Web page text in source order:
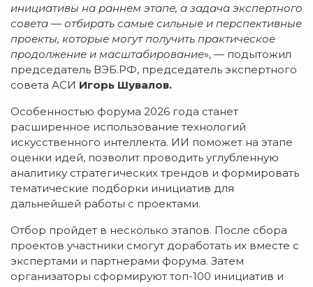
инициативы на раннем этапе, а задача экспертного
совета — отбирать самые сильные и перспективные
проекты, которые могут получить практическое
продолжение и масштабирование», — подытожил
председатель ВЭБ.РФ, председатель экспертного
совета АСИ Игорь Шувалов.
Особенностью форума 2026 года станет
расширенное использование технологий
искусственного интеллекта. ИИ поможет на этапе
оценки идей, позволит проводить углубленную
аналитику стратегических трендов и формировать
тематические подборки инициатив для
дальнейшей работы с проектами.
Отбор пройдет в несколько этапов. После сбора
проектов участники смогут доработать их вместе с
экспертами и партнерами форума. Затем
организаторы сформируют топ-100 инициатив и